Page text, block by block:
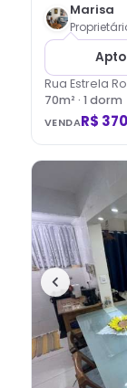
Marisa
Rua Estrela
70m² · 1 dorm
VENDAR$